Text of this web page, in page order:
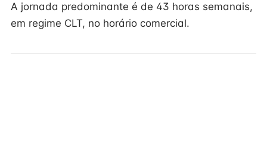
A jornada predominante é de 43 horas semanais,
em regime CLT, no horário comercial.